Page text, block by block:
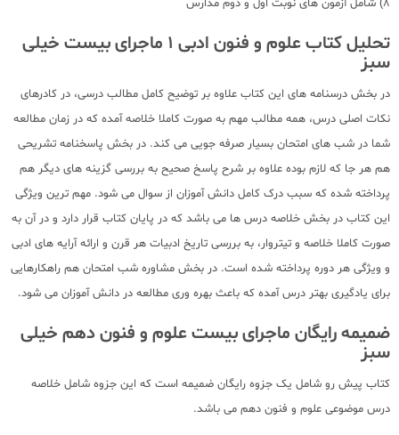
8) شامل آزمون های نوبت اول و دوم مدارس
تحلیل کتاب علوم و فنون ادبی 1 ماجرای بیست خیلی
سبز
در بخش درسنامه های این کتاب علاوه بر توضیح کامل مطالب درسی، در کادرهای
نکات اصلی درس، همه مطالب مهم به صورت کاملا خلاصه آمده که در زمان مطالعه
شما در شب های امتحان بسیار صرفه جویی می کند. در بخش پاسخنامه تشریحی
هم هر جا که لازم بوده علاوه بر شرح پاسخ صحیح به بررسی گزینه های دیگر هم
پرداخته شده که سبب درک کامل دانش آموزان از سوال می شود. مهم ترین ویژگی
این کتاب در بخش خلاصه درس ها می باشد که در پایان کتاب قرار دارد و در آن به
صورت کاملا خلاصه و تیتروار، به بررسی تاریخ ادبیات هر قرن و ارائه آرایه های ادبی
و ویژگی هر دوره پرداخته شده است. در بخش مشاوره شب امتحان هم راهکارهایی
برای یادگیری بهتر درس آمده که باعث بهره وری مطالعه در دانش آموزان می شود.
ضمیمه رایگان ماجرای بیست علوم و فنون دهم خیلی
سبز
کتاب پیش رو شامل یک جزوه رایگان ضمیمه است که این جزوه شامل خلاصه
درس موضوعی علوم و فنون دهم می باشد.